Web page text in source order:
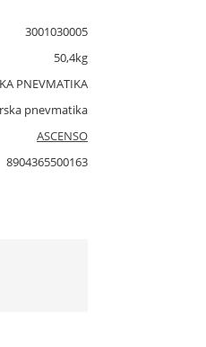
3001030005
50,4kg
PNEVMATIKA
pnevmatika
ASCENSO
8904365500163